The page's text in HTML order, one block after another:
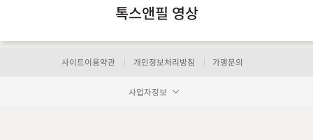
톡스앤필 영상
사이트이용약관 개인정보처리방침 가맹문의
사업자정보